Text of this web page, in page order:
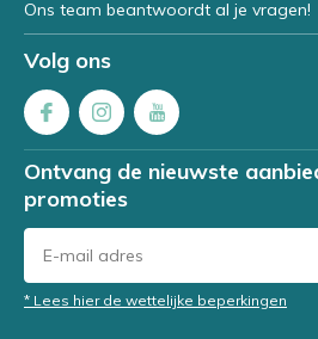
Ons team beantwoordt al je vragen!
Volg ons
Ontvang de nieuwste
promoties
* Lees hier de wettelijke beperkingen